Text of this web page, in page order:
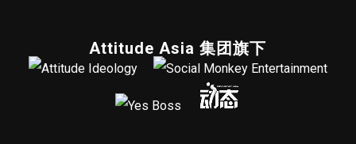
Attitude Asia 集团旗下